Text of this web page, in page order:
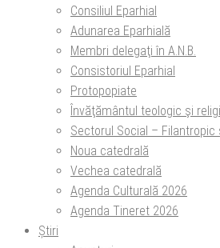
Consiliul Eparhial
Adunarea Eparhială
Membri delegaţi în A.N.B.
Consistoriul Eparhial
Protopopiate
Învăţământul teologic şi
Sectorul Social – Filantropic
Noua catedrală
Vechea catedrală
Agenda Culturală 2026
Agenda Tineret 2026
Știri